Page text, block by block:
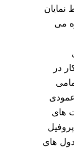
می
در
های
های